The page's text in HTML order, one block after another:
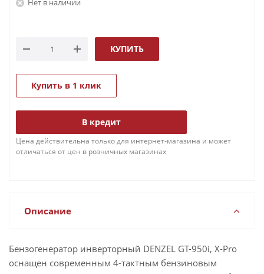
КУПИТЬ
Купить в 1 клик
В кредит
Цена действительна только для интернет-магазина и может
отличаться от цен в розничных магазинах
Описание
Бензогенератор инверторный DENZEL GT-950i, X-Pro
оснащен современным 4-тактным бензиновым